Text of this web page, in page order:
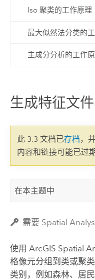
Iso 聚类的工作原理
最大似然法分类的
主成分分析的工作
生成特征文
此 3.3 文档已存档，
内容和链接可能已过
在本主题中
需要 Spatial
使用 ArcGIS Spatial
格像元分组到类或聚
类别，例如森林、居